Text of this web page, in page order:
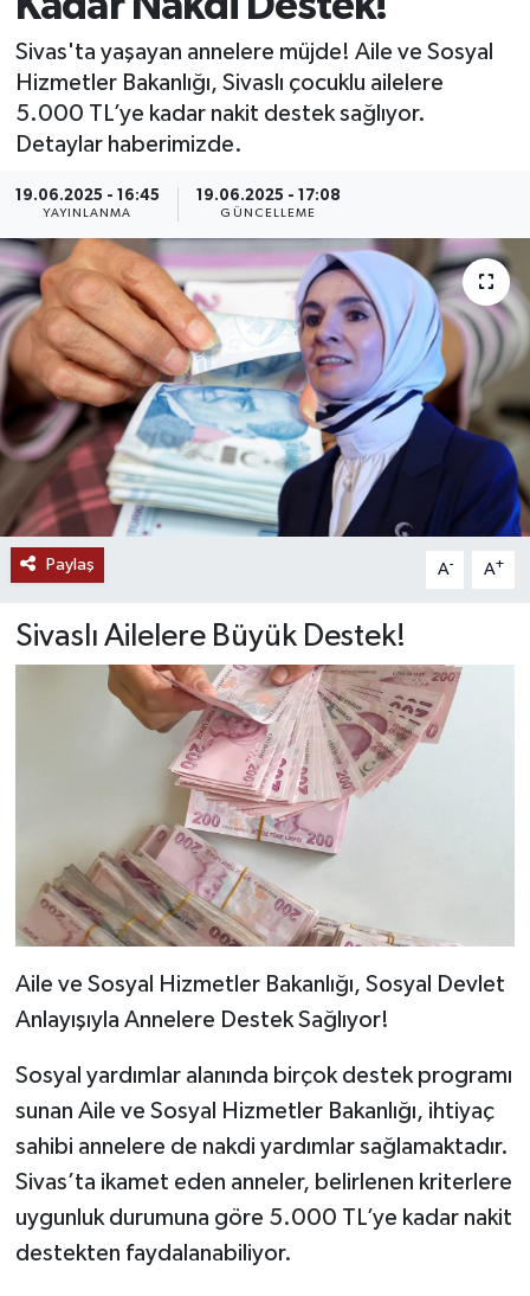
Sivas'ta yaşayan annelere müjde! Aile ve Sosyal
Hizmetler Bakanlığı, Sivaslı çocuklu ailelere
5.000 TL’ye kadar nakit destek sağlıyor.
Detaylar haberimizde.
19.06.2025 - 16:45
YAYINLANMA
19.06.2025 - 17:08
GÜNCELLEME
Paylaş A- A+
Sivaslı Ailelere Büyük Destek!
Aile ve Sosyal Hizmetler Bakanlığı, Sosyal Devlet
Anlayışıyla Annelere Destek Sağlıyor!
Sosyal yardımlar alanında birçok destek programı
sunan Aile ve Sosyal Hizmetler Bakanlığı, ihtiyaç
sahibi annelere de nakdi yardımlar sağlamaktadır.
Sivas’ta ikamet eden anneler, belirlenen kriterlere
uygunluk durumuna göre 5.000 TL’ye kadar nakit
destekten faydalanabiliyor.
MAGAZİN
ÖZEL HABER
RESMİ İLANLAR
SAĞLIK
SİYASET
SOSYAL YARDIMLAR
SPONSORLU YAZI
SPOR
TEKNOLOJİ
YAŞAM